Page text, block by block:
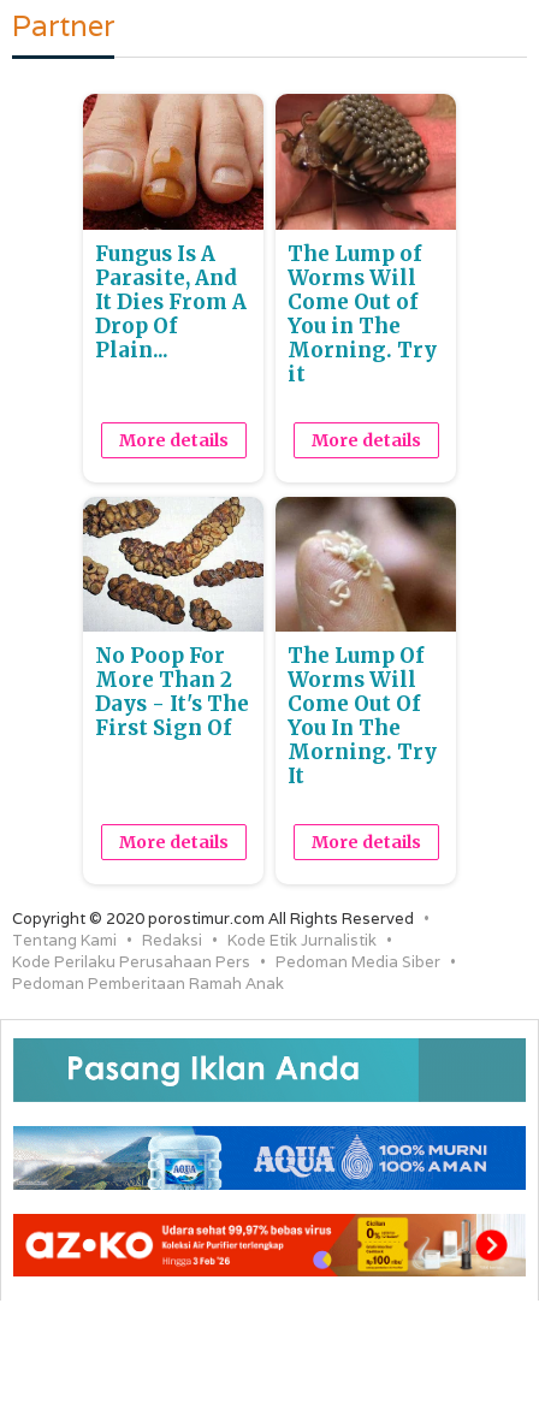
Partner
Fungus Is A
Parasite, And
It Dies From A
Drop Of
Plain...
More details
The Lump of
Worms Will
Come Out of
You in The
Morning. Try
it
More details
No Poop For
More Than 2
Days - It's The
First Sign Of
More details
The Lump Of
Worms Will
Come Out Of
You In The
Morning. Try
It
More details
Copyright © 2020 porostimur.com All Rights Reserved
Tentang Kami
Redaksi
Kode Etik Jurnalistik
Kode Perilaku Perusahaan Pers
Pedoman Media Siber
Pedoman Pemberitaan Ramah Anak